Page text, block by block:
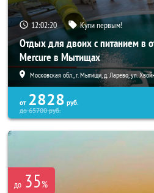
12:02:19 Купи первым!
Отдых для двоих с питанием в
Mercure в Мытищах
Московская обл., г. Мытищи, д. Ларево, ул.
от 2828 руб.
до65700руб.
до 35%